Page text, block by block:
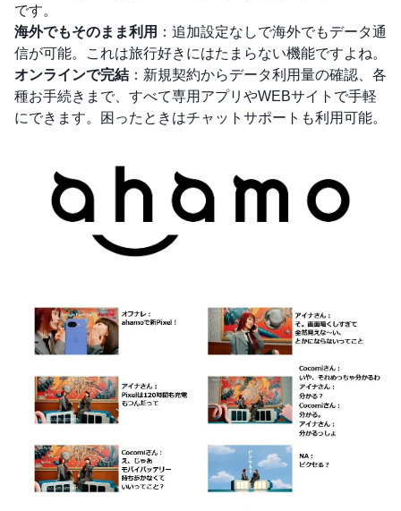
です。
海外でもそのまま利用 ：追加設定なしで海外でもデータ通
信が可能。これは旅行好きにはたまらない機能ですよね。
オンラインで完結 ：新規契約からデータ利用量の確認、各
種お手続きまで、すべて専用アプリやWEBサイトで手軽
にできます。困ったときはチャットサポートも利用可能。